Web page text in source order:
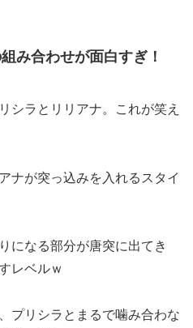
み合わせが面白すぎ！
シラとリリアナ。これが笑え
ナが突っ込みを入れるスタイ
になる部分が唐突に出てき
レベルｗ
プリシラとまるで噛み合わな